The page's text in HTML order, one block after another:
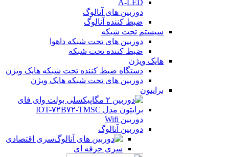
دوربین های آنالوگ
ضبط کننده آنالوگ
سیستم تحت شبکه
دوربین های تحت شبکه داهوا
ضبط کننده تحت شبکه
هایک ویژن
دستگاه ضبط کننده تحت شبکه هایک ویژن
دوربین های تحت شبکه هایک ویژن
برایتون
دوربین Wifi
دوربین آنالوگ
سری اقتصادی
سری حرفه ای